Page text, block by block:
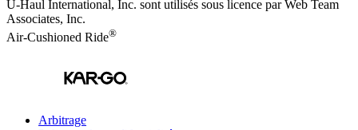
U-Haul International, Inc. sont utilisés sous licence par Web Team
Associates, Inc.
Air-Cushioned Ride®
Arbitrage